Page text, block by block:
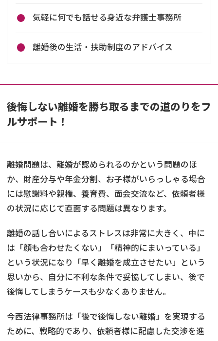
気軽に何でも話せる身近な弁護士事務所
離婚後の生活・扶助制度のアドバイス
後悔しない離婚を勝ち取るまでの道のりをフ
ルサポート！
離婚問題は、離婚が認められるのかという問題のほ
か、財産分与や年金分割、お子様がいらっしゃる場合
には慰謝料や親権、養育費、面会交流など、依頼者様
の状況に応じて直面する問題は異なります。
離婚の話し合いによるストレスは非常に大きく、中に
は「顔も合わせたくない」「精神的にまいっている」
という状況になり「早く離婚を成立させたい」という
思いから、自分に不利な条件で妥協してしまい、後で
後悔してしまうケースも少なくありません。
今西法律事務所は「後で後悔しない離婚」を実現する
ために、戦略的であり、依頼者様に配慮した交渉を進